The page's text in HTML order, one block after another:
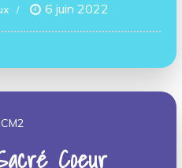
6 juin 2022
CM2
Coeur